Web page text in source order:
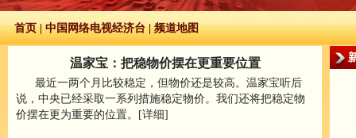
首页|中国网络电视经济台|频道地图
温家宝：把稳物价摆在更重要位置
最近一两个月比较稳定，但物价还是较高。温家宝听后
说，中央已经采取一系列措施稳定物价。我们还将把稳定物
价摆在更为重要的位置。[详细]